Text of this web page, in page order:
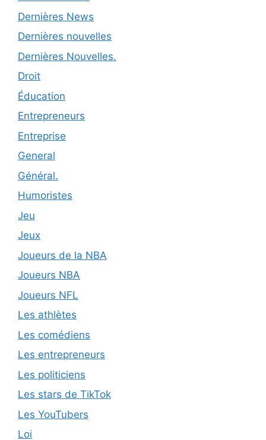
Dernières News
Dernières nouvelles
Dernières Nouvelles.
Droit
Éducation
Entrepreneurs
Entreprise
General
Général.
Humoristes
Jeu
Jeux
Joueurs de la NBA
Joueurs NBA
Joueurs NFL
Les athlètes
Les comédiens
Les entrepreneurs
Les politiciens
Les stars de TikTok
Les YouTubers
Loi